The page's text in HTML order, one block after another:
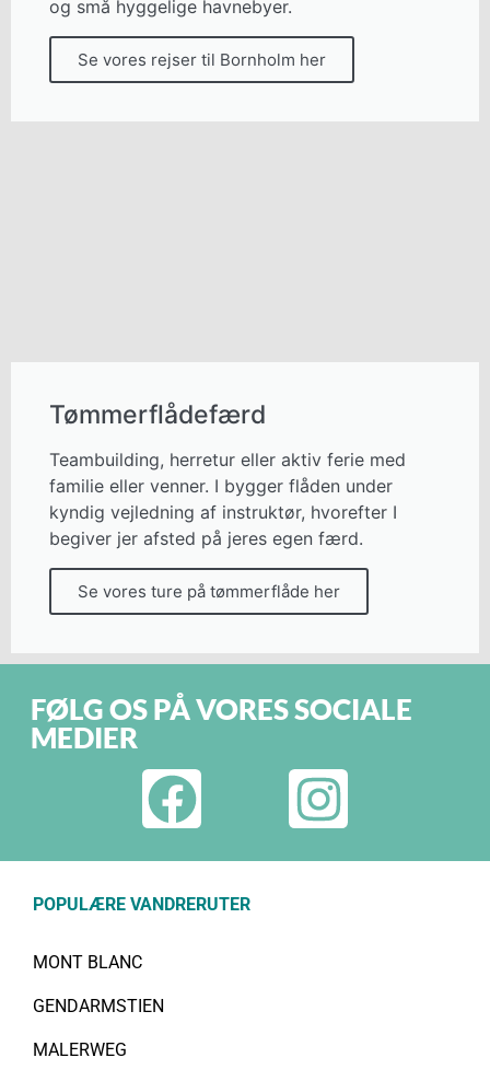
og små hyggelige havnebyer.
Se vores rejser til Bornholm her
Tømmerflådefærd
Teambuilding, herretur eller aktiv ferie med
familie eller venner. I bygger flåden under
kyndig vejledning af instruktør, hvorefter I
begiver jer afsted på jeres egen færd.
Se vores ture på tømmerflåde her
FØLG OS PÅ VORES SOCIALE
MEDIER
POPULÆRE VANDRERUTER
MONT BLANC
GENDARMSTIEN
MALERWEG